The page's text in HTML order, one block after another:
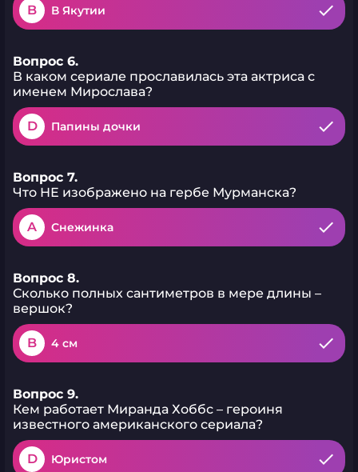
B В Якутии
Вопрос 6.
В каком сериале прославилась эта актриса с
именем Мирослава?
D Папины дочки
Вопрос 7.
Что НЕ изображено на гербе Мурманска?
A Снежинка
Вопрос 8.
Сколько полных сантиметров в мере длины –
вершок?
B 4 см
Вопрос 9.
Кем работает Миранда Хоббс – героиня
известного американского сериала?
D Юристом